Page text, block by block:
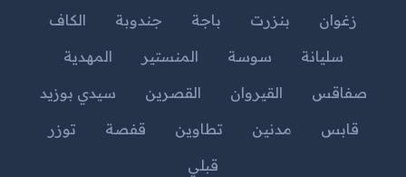
زغوان
بنزرت باجة جندوبة
الكاف
سليانة
سوسة المنستير
المهدية
صفاقس
القيروان القصرين
سيدي بوزيد
قابس
مدنين تطاوين قفصة
توزر
قبلي